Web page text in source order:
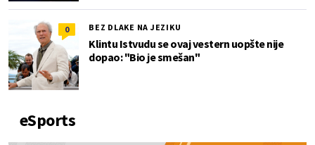
0 BEZ DLAKE NA JEZIKU
Klintu Istvudu se ovaj vestern uopšte nije
dopao: "Bio je smešan"
eSports